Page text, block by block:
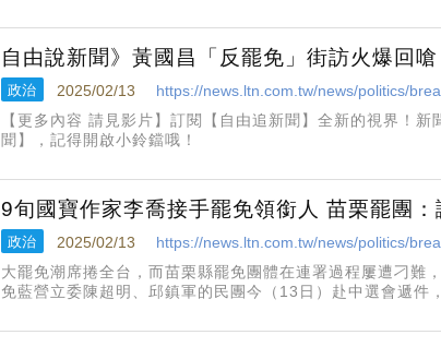
罪，且有勾串之虞，
自由說新聞》黃國昌「反罷免」街訪火爆回
政治 2025/02/13
https://news.ltn.com.tw/news/politics/
【更多內容 請見影片】訂閱【自由追新聞】全新的視界！新聞話題不漏接，快訂閱YouTube 【自由追新
聞】，記得開啟小鈴鐺哦！
9旬國寶作家李喬接手罷免領銜人 苗栗罷團
政治 2025/02/13
https://news.ltn.com.tw/news/politics/
大罷免潮席捲全台，而苗栗縣罷免團體在連署過程屢遭刁難
免藍營立委陳超明、邱鎮軍的民團今（13日）赴中選會遞件